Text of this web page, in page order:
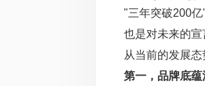
"三年突破200
也是对未来的宣
从当前的发展
第一，品牌底蕴